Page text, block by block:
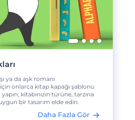
ya da aşk romanı
onlarca kitap kapağı şablonu
kitabınızın türüne, tarzına
bir tasarım elde edin.
Daha Fazla Gör